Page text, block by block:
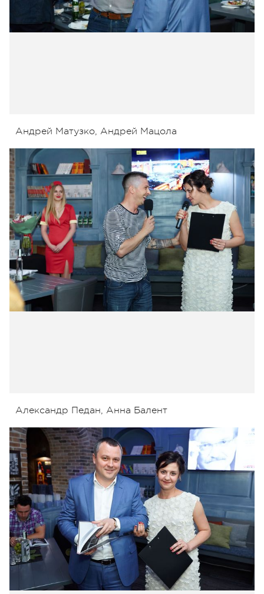
Андрей Матузко, Андрей Мацола
Александр Педан, Анна Балент